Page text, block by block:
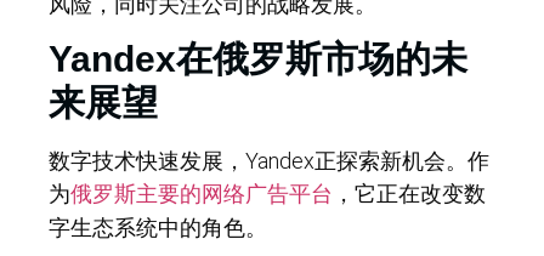
Yandex在俄罗斯市场的未
来展望
数字技术快速发展，Yandex正探索新机会。作
为俄罗斯主要的网络广告平台 ，它正在改变数
字生态系统中的角色。